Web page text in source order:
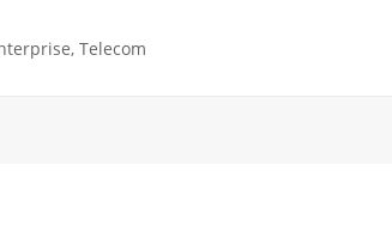
Telecom